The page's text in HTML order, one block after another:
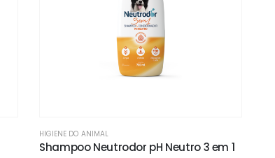
HIGIENE DO ANIMAL
Shampoo Neutrodor pH Neutro 3 em 1